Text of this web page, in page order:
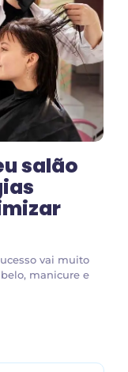
salão
vai muito
manicure e